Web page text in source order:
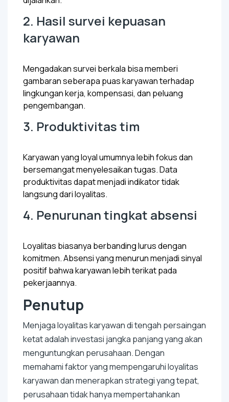
2. Hasil survei kepuasan
karyawan
Mengadakan survei berkala bisa memberi
gambaran seberapa puas karyawan terhadap
lingkungan kerja, kompensasi, dan peluang
pengembangan.
3. Produktivitas tim
Karyawan yang loyal umumnya lebih fokus dan
bersemangat menyelesaikan tugas. Data
produktivitas dapat menjadi indikator tidak
langsung dari loyalitas.
4. Penurunan tingkat absensi
Loyalitas biasanya berbanding lurus dengan
komitmen. Absensi yang menurun menjadi sinyal
positif bahwa karyawan lebih terikat pada
pekerjaannya.
Penutup
Menjaga loyalitas karyawan di tengah persaingan
ketat adalah investasi jangka panjang yang akan
menguntungkan perusahaan. Dengan
memahami faktor yang mempengaruhi loyalitas
karyawan dan menerapkan strategi yang tepat,
perusahaan tidak hanya mempertahankan